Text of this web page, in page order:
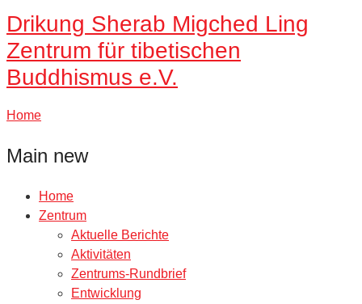
Drikung Sherab Migched Ling
Zentrum für tibetischen
Buddhismus e.V.
Home
Main new
Home
Zentrum
Aktuelle Berichte
Aktivitäten
Zentrums-Rundbrief
Entwicklung